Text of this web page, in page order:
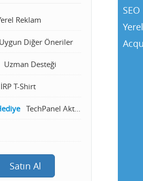
Reklam
Diğer Öneriler
Uzman Desteği
İRP T-Shirt
TechPanel Aktivasyon
Satın Al